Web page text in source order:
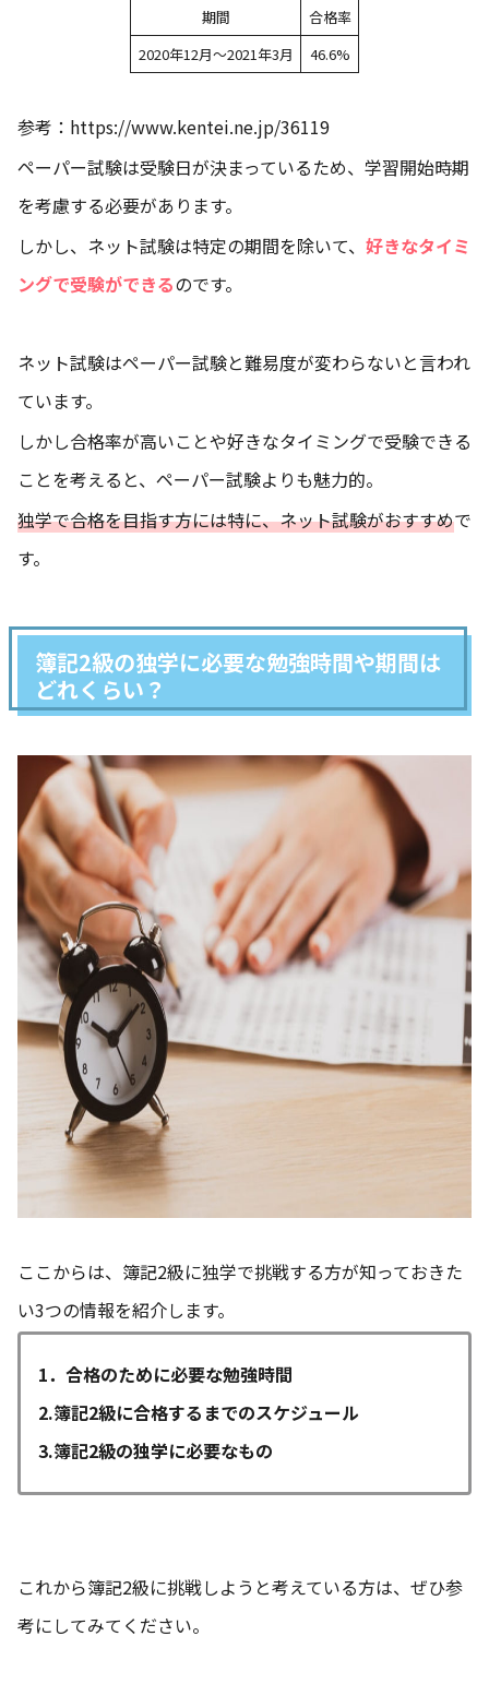
期間
合格率
2020年12月～2021年3月
46.6%
参考：https://www.kentei.ne.jp/36119
ペーパー試験は受験日が決まっているため、学習開始時期
を考慮する必要があります。
しかし、ネット試験は特定の期間を除いて、 好きなタイミ
ングで受験ができるのです。
ネット試験はペーパー試験と難易度が変わらないと言われ
ています。
しかし合格率が高いことや好きなタイミングで受験できる
ことを考えると、ペーパー試験よりも魅力的。
独学で合格を目指す方には特に、ネット試験がおすすめで
す。
簿記2級の独学に必要な勉強時間や期間は
どれくらい？
ここからは、簿記2級に独学で挑戦する方が知っておきた
い3つの情報を紹介します。
1．合格のために必要な勉強時間
2.簿記2級に合格するまでのスケジュール
3.簿記2級の独学に必要なもの
これから簿記2級に挑戦しようと考えている方は、ぜひ参
考にしてみてください。